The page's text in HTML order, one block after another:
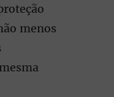
menos